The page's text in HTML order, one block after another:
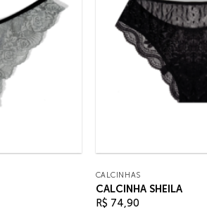
CALCINHAS
CALCINHA SHEILA
R$ 74,90